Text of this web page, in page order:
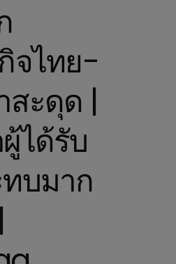
จไทย-
ะดุด |
ได้รับ
บมาก